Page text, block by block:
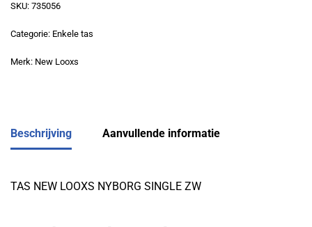
SKU: 735056
Categorie: Enkele tas
Merk: New Looxs
Beschrijving Aanvullende informatie
TAS NEW LOOXS NYBORG SINGLE ZW